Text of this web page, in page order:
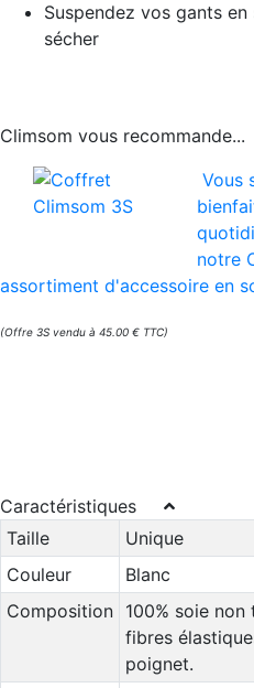
Suspendez vos gants
sécher
Climsom vous recommande...
Vous
notre
assortiment d'accessoire en
(Offre 3S vendu à 45.00 € TTC)
Caractéristiques
Taille
Unique
Couleur
Blanc
Composition
100% soie
fibres
poignet.